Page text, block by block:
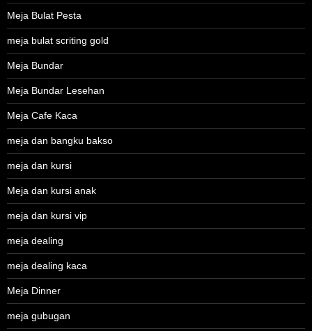
Meja Bulat Pesta
meja bulat scriting gold
Meja Bundar
Meja Bundar Lesehan
Meja Cafe Kaca
meja dan bangku bakso
meja dan kursi
Meja dan kursi anak
meja dan kursi vip
meja dealing
meja dealing kaca
Meja Dinner
meja gubugan